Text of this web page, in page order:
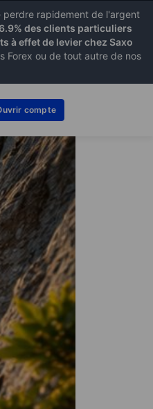
perdre rapidement de l'argent
des clients particuliers
à effet de levier chez Saxo
Forex ou de tout autre de nos
compte